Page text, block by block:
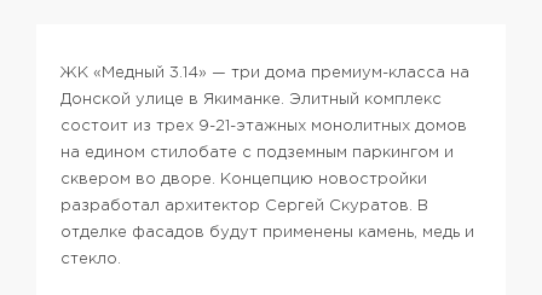
ЖК «Медный 3.14» — три дома премиум-класса на
Донской улице в Якиманке.
Элитный комплекс
состоит из трех 9-21-этажных монолитных домов
на едином стилобате с подземным паркингом и
сквером во дворе. Концепцию новостройки
разработал архитектор Сергей Скуратов. В
отделке фасадов будут применены камень, медь и
стекло.